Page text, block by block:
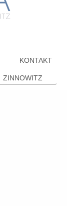
KONTAKT
ZINNOWITZ